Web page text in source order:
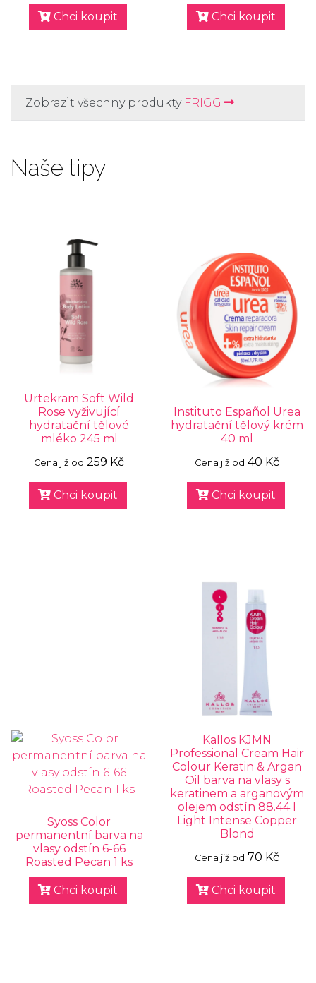
Chci koupit Chci koupit
Zobrazit všechny produkty FRIGG
Naše tipy
Urtekram Soft Wild
Rose vyživující
hydratační tělové
mléko 245 ml
Cena již od 259 Kč
Chci koupit
Instituto Español Urea
hydratační tělový krém
40 ml
Cena již od 40 Kč
Chci koupit
Syoss Color
permanentní barva na
vlasy odstín 6-66
Roasted Pecan 1 ks
Chci koupit
Kallos KJMN
Professional Cream Hair
Colour Keratin & Argan
Oil barva na vlasy s
keratinem a arganovým
olejem odstín 88.44 l
Light Intense Copper
Blond
Cena již od 70 Kč
Chci koupit